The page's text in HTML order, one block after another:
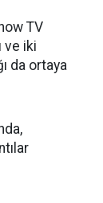
TV
ve iki
da ortaya